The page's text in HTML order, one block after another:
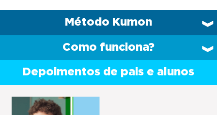
Método Kumon
Como funciona?
Depoimentos de pais e alunos